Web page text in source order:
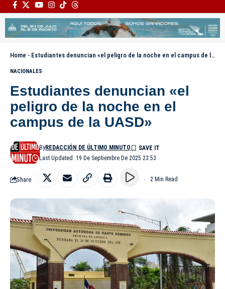
Home - Estudiantes denuncian «el peligro de la noche en el campus de la UASD»
NACIONALES
Estudiantes denuncian «el
peligro de la noche en el
campus de la UASD»
Last Updated: 19 De Septiembre De 2025 23:53
ByREDACCIÓN DE ÚLTIMO MINUTO
Share 2 Min Read